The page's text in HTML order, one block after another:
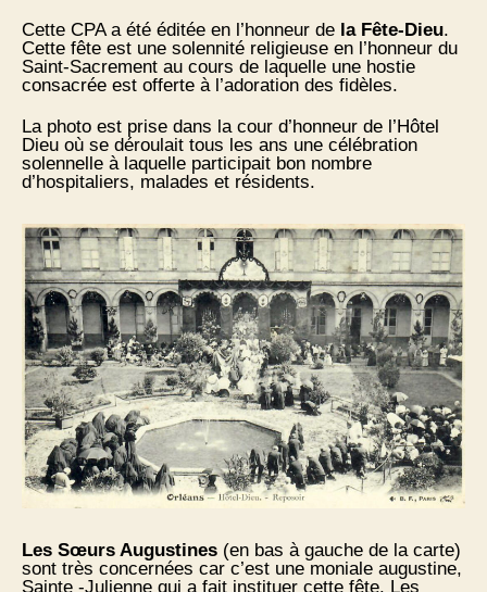
Cette CPA a été éditée en l’honneur de la Fête-Dieu.
Cette fête est une solennité religieuse en l’honneur du
Saint-Sacrement au cours de laquelle une hostie
consacrée est offerte à l’adoration des fidèles.
La photo est prise dans la cour d’honneur de l’Hôtel
Dieu où se déroulait tous les ans une célébration
solennelle à laquelle participait bon nombre
d’hospitaliers, malades et résidents.
Les Sœurs Augustines (en bas à gauche de la carte)
sont très concernées car c’est une moniale augustine,
Sainte -Julienne qui a fait instituer cette fête. Les